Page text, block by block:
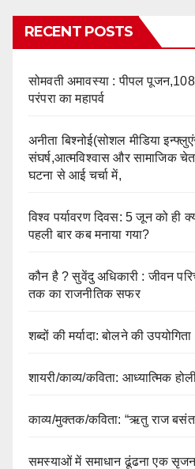
RECENT POSTS
सोमवती अमावस्या : पीपल
परंपरा का महापर्व
अनीता बिश्नोई(सोशल मीडिया
संघर्ष,आत्मविश्वास और सामाजिक
घटना से आई चर्चा में,
विश्व पर्यावरण दिवस: 5 जून को ही
पहली बार कब मनाया गया?
कौन है ? सुवेंदु अधिकारी : जीवन
तक का राजनीतिक सफर
शब्दों की मर्यादा: बोलने की
शायरी/काव्य/कविता: आध्यात्मिक
काव्य/मुक्तक/कविता: “ऋतु राज
समस्याओं में समाधान ढूंढना एक